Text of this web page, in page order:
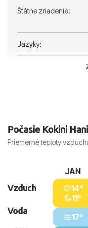
Štátne zriadenie:
Jazyky:
Počasie Kokini Hani
Priemerné teploty
Vzduch
Voda
JAN
14°
11°
17°